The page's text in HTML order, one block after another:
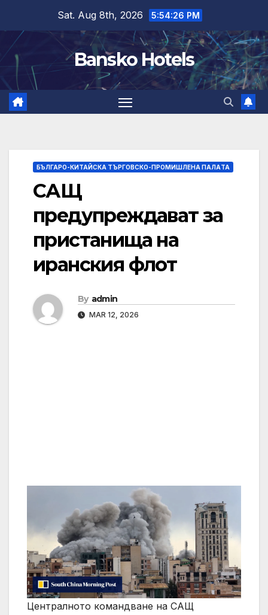
content
Sat. Aug 8th, 2026 5:54:27 PM
Bansko Hotels
БЪЛГАРО-КИТАЙСКА ТЪРГОВСКО-ПРОМИШЛЕНА ПАЛAТА
САЩ
предупреждават за
пристанища на
иранския флот
By admin
MAR 12, 2026
Централното командване на САЩ